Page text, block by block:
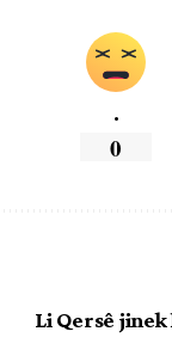
.
0
Li Qersê